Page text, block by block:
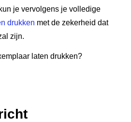
je vervolgens je volledige
drukken met de zekerheid dat
zijn.